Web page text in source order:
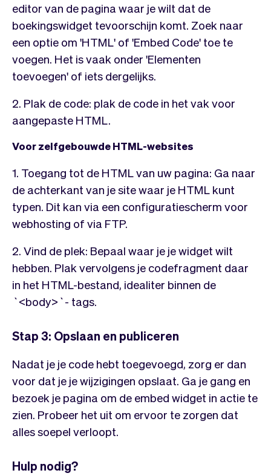
editor van de pagina waar je wilt dat de
boekingswidget tevoorschijn komt. Zoek naar
een optie om 'HTML' of 'Embed Code' toe te
voegen. Het is vaak onder 'Elementen
toevoegen' of iets dergelijks.
2. Plak de code: plak de code in het vak voor
aangepaste HTML.
Voor zelfgebouwde HTML-websites
1. Toegang tot de HTML van uw pagina: Ga naar
de achterkant van je site waar je HTML kunt
typen. Dit kan via een configuratiescherm voor
webhosting of via FTP.
2. Vind de plek: Bepaal waar je je widget wilt
hebben. Plak vervolgens je codefragment daar
in het HTML-bestand, idealiter binnen de
`<body>`- tags.
Stap 3: Opslaan en publiceren
Nadat je je code hebt toegevoegd, zorg er dan
voor dat je je wijzigingen opslaat. Ga je gang en
bezoek je pagina om de embed widget in actie te
zien. Probeer het uit om ervoor te zorgen dat
alles soepel verloopt.
Hulp nodig?